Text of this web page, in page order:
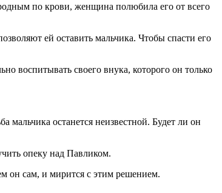
по крови, женщина полюбила его от всего
ей оставить мальчика. Чтобы спасти его
воспитывать своего внука, которого он только
останется неизвестной. Будет ли он
опеку над Павликом.
он сам, и мирится с этим решением.